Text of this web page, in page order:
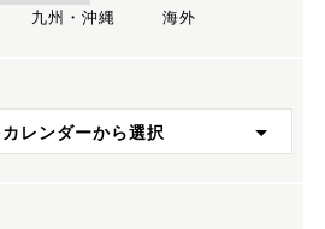
九州・沖縄 海外
カレンダーから選択